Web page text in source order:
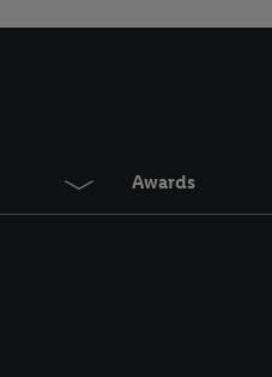
Awards
verschillende
kunnen worden
vergelijkbare
in te